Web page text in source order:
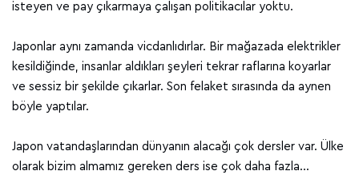
isteyen ve pay çıkarmaya çalışan politikacılar yoktu.
Japonlar aynı zamanda vicdanlıdırlar. Bir mağazada elektrikler
kesildiğinde, insanlar aldıkları şeyleri tekrar raflarına koyarlar
ve sessiz bir şekilde çıkarlar. Son felaket sırasında da aynen
böyle yaptılar.
Japon vatandaşlarından dünyanın alacağı çok dersler var. Ülke
olarak bizim almamız gereken ders ise çok daha fazla…